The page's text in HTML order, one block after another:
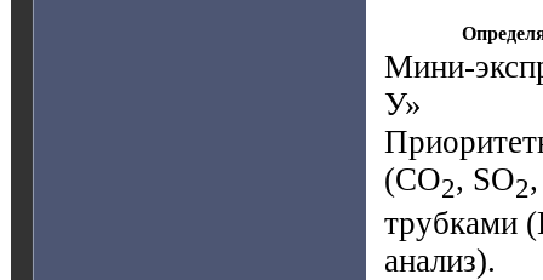
Мини-
У»
(CO2, SO2
трубками
анализ).